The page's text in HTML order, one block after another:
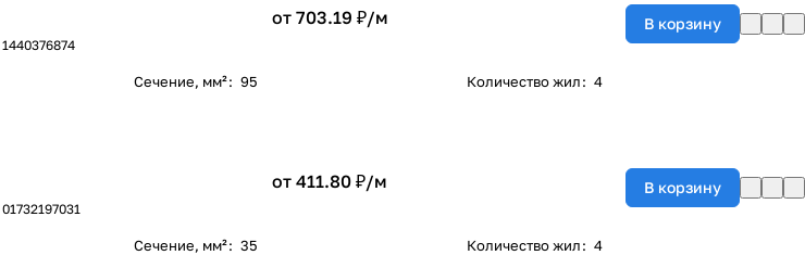
1440376874
от 703.19 ₽/м В корзину
Сечение, мм²: 95 Количество жил: 4
01732197031
от 411.80 ₽/м В корзину
Сечение, мм²: 35 Количество жил: 4